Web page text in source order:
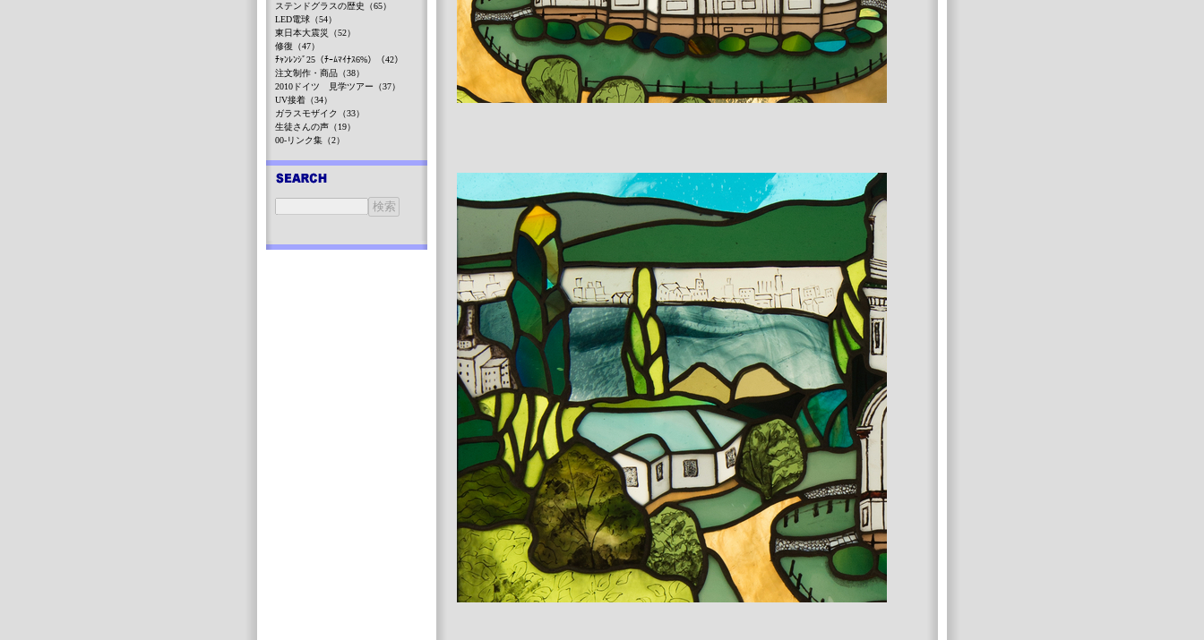
ステンドグラスの歴史（65）
LED電球（54）
東日本大震災（52）
修復（47）
ﾁｬﾝﾚﾝｼﾞ25（ﾁｰﾑﾏｲﾅｽ6%）（42）
注文制作・商品（38）
2010ドイツ 見学ツアー（37）
UV接着（34）
ガラスモザイク（33）
生徒さんの声（19）
00-リンク集（2）